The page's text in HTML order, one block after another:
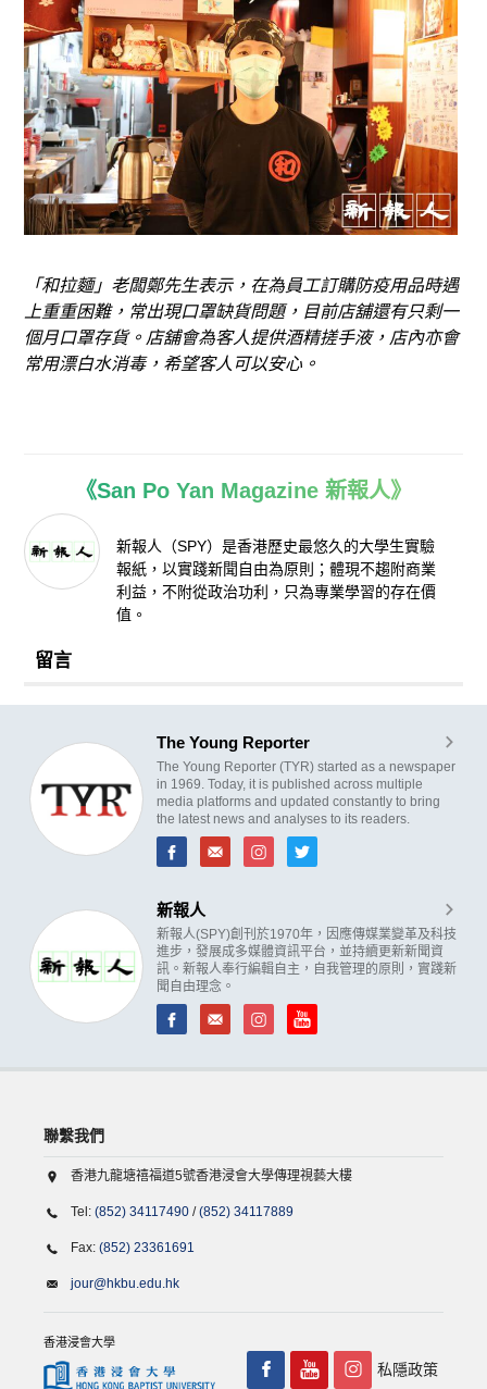
「和拉麵」老闆鄭先生表示，在為員工訂購防疫用品時遇
上重重困難，常出現口罩缺貨問題，目前店舖還有只剩一
個月口罩存貨。店舖會為客人提供酒精搓手液，店內亦會
常用漂白水消毒，希望客人可以安心。
《San Po Yan Magazine 新報人》
新報人（SPY）是香港歷史最悠久的大學生實驗
報紙，以實踐新聞自由為原則；體現不趨附商業
利益，不附從政治功利，只為專業學習的存在價
值。
留言
The Young Reporter
The Young Reporter (TYR) started as a newspaper
in 1969. Today, it is published across multiple
media platforms and updated constantly to bring
the latest news and analyses to its readers.
新報人
新報人(SPY)創刊於1970年，因應傳媒業變革及科技
進步，發展成多媒體資訊平台，並持續更新新聞資
訊。新報人奉行編輯自主，自我管理的原則，實踐新
聞自由理念。
聯繫我們
香港九龍塘禧福道5號香港浸會大學傳理視藝大樓
Tel: (852) 34117490 /(852) 34117889
Fax: (852) 23361691
jour@hkbu.edu.hk
香港浸會大學
私隱政策